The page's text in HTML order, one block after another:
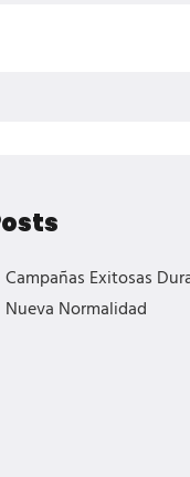
Campañas Exitosas
Nueva Normalidad